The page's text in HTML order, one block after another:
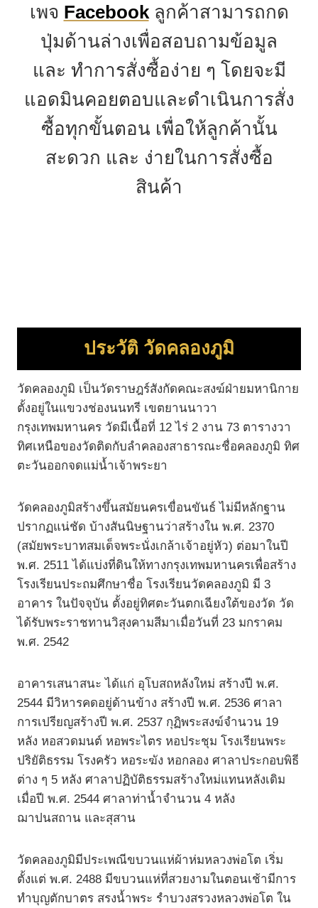
เพจ Facebookลูกค้าสามารถกด
ปุ่มด้านล่างเพื่อสอบถามข้อมูล
และ ทำการสั่งซื้อง่าย ๆ โดยจะมี
แอดมินคอยตอบและดำเนินการสั่ง
ซื้อทุกขั้นตอน เพื่อให้ลูกค้านั้น
สะดวก และ ง่ายในการสั่งซื้อ
สินค้า
ประวัติ วัดคลองภูมิ
วัดคลองภูมิ เป็นวัดราษฎร์สังกัดคณะสงฆ์ฝ่ายมหานิกาย
ตั้งอยู่ในแขวงช่องนนทรี เขตยานนาวา
กรุงเทพมหานคร วัดมีเนื้อที่ 12 ไร่ 2 งาน 73 ตารางวา
ทิศเหนือของวัดติดกับลำคลองสาธารณะชื่อคลองภูมิ ทิศ
ตะวันออกจดแม่น้ำเจ้าพระยา
วัดคลองภูมิสร้างขึ้นสมัยนครเขื่อนขันธ์ ไม่มีหลักฐาน
ปรากฏแน่ชัด บ้างสันนิษฐานว่าสร้างใน พ.ศ. 2370
(สมัยพระบาทสมเด็จพระนั่งเกล้าเจ้าอยู่หัว) ต่อมาในปี
พ.ศ. 2511 ได้แบ่งที่ดินให้ทางกรุงเทพมหานครเพื่อสร้าง
โรงเรียนประถมศึกษาชื่อ โรงเรียนวัดคลองภูมิ มี 3
อาคาร ในปัจจุบัน ตั้งอยู่ทิศตะวันตกเฉียงใต้ของวัด วัด
ได้รับพระราชทานวิสุงคามสีมาเมื่อวันที่ 23 มกราคม
พ.ศ. 2542
อาคารเสนาสนะ ได้แก่ อุโบสถหลังใหม่ สร้างปี พ.ศ.
2544 มีวิหารคดอยู่ด้านข้าง สร้างปี พ.ศ. 2536 ศาลา
การเปรียญสร้างปี พ.ศ. 2537 กุฏิพระสงฆ์จำนวน 19
หลัง หอสวดมนต์ หอพระไตร หอประชุม โรงเรียนพระ
ปริยัติธรรม โรงครัว หอระฆัง หอกลอง ศาลาประกอบพิธี
ต่าง ๆ 5 หลัง ศาลาปฏิบัติธรรมสร้างใหม่แทนหลังเดิม
เมื่อปี พ.ศ. 2544 ศาลาท่าน้ำจำนวน 4 หลัง
ฌาปนสถาน และสุสาน
วัดคลองภูมิมีประเพณีขบวนแห่ผ้าห่มหลวงพ่อโต เริ่ม
ตั้งแต่ พ.ศ. 2488 มีขบวนแห่ที่สวยงามในตอนเช้ามีการ
ทำบุญตักบาตร สรงน้ำพระ รำบวงสรวงหลวงพ่อโต ใน